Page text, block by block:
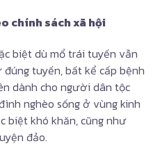
chính sách xã hội
biệt dù mổ trái tuyến vẫn
tuyến, bất kể cấp bệnh
dành cho người dân tộc
nghèo sống ở vùng kinh
biệt khó khăn, cũng như
đảo.